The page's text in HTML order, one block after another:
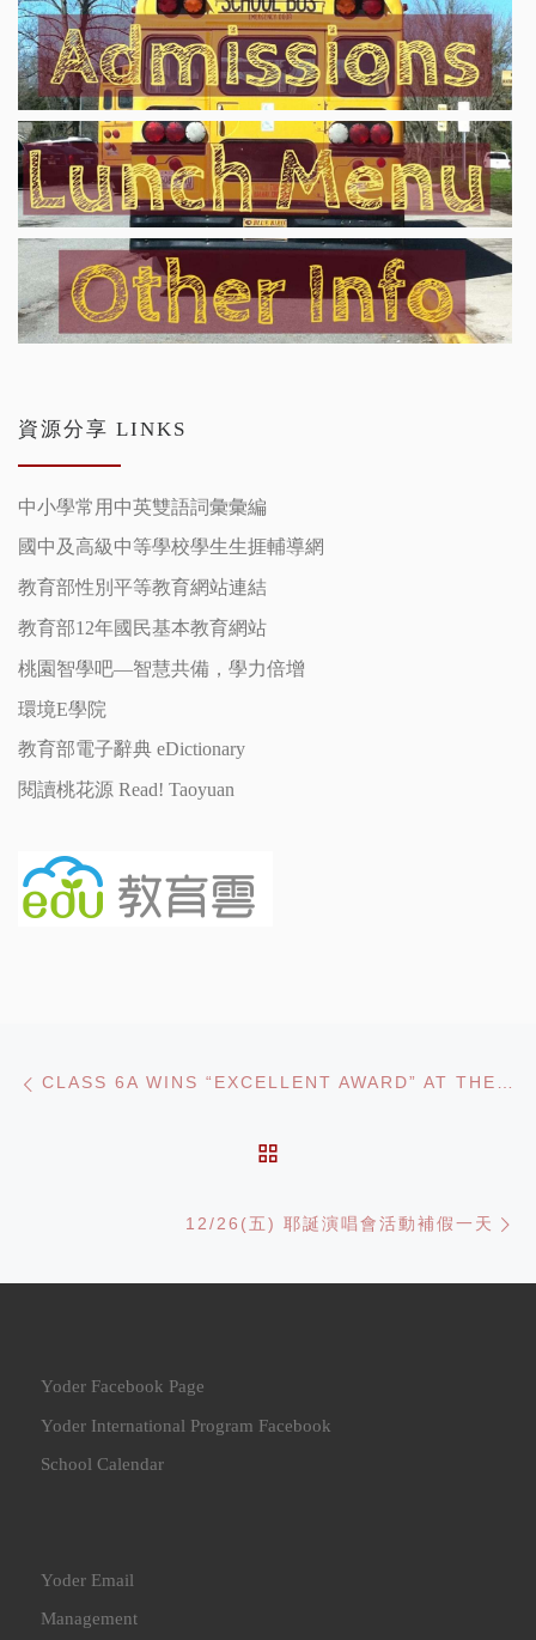
資源分享 LINKS
中小學常用中英雙語詞彙彙編
國中及高級中等學校學生生捱輔導網
教育部性別平等教育網站連結
教育部12年國民基本教育網站
桃園智學吧—智慧共備，學力倍增
環境E學院
教育部電子辭典 eDictionary
閱讀桃花源 Read! Taoyuan
CLASS 6A WINS “EXCELLENT AWARD” AT THE 2025 TAOYUAN CITY ENGLISH READERS THEATRE COMPETITION
12/26(五) 耶誕演唱會活動補假一天
Yoder Facebook Page
Yoder International Program Facebook
School Calendar
Yoder Email
Management